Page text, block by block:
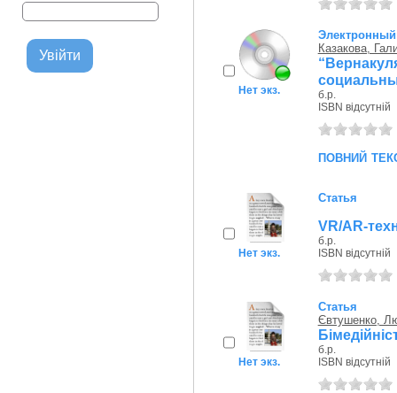
Нет экз.
Электронный
Казакова,
б.р.
ISBN відсутній
повний
Нет экз.
Статья
VR/AR-
б.р.
ISBN відсутній
Нет экз.
Статья
Євтушенко,
б.р.
ISBN відсутній